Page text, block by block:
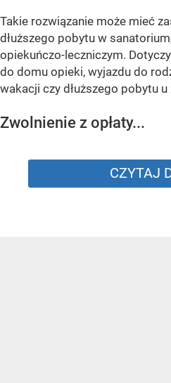
Takie rozwiązanie może mieć
dłuższego pobytu w
opiekuńczo-leczniczym.
do domu opieki, wyjazdu do
wakacji czy dłuższego pobytu u
Zwolnienie z opłaty...
CZYTAJ